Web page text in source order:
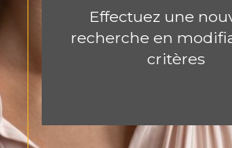
Effectuez une
recherche en
critères